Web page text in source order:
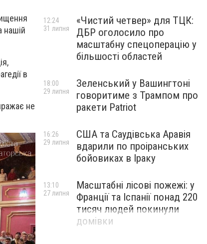
нашій
в
не
«Чистий четвер» для ТЦК:
ДБР оголосило про
масштабну спецоперацію у
більшості областей
12:24
31 липня
Зеленський у Вашингтоні
говоритиме з Трампом про
ракети Patriot
18:00
29 липня
США та Саудівська Аравія
вдарили по проіранських
бойовиках в Іраку
16:26
29 липня
Масштабні лісові пожежі: у
Франції та Іспанії понад 220
тисяч людей покинули
домівки
13:10
27 липня